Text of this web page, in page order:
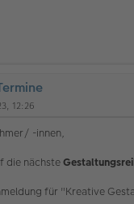
12:26
-innen,
die nächste
für "Kreative